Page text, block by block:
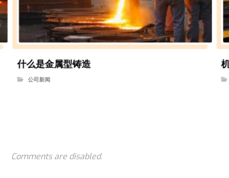
什么是金属型铸造
公司新闻
Comments are disabled.